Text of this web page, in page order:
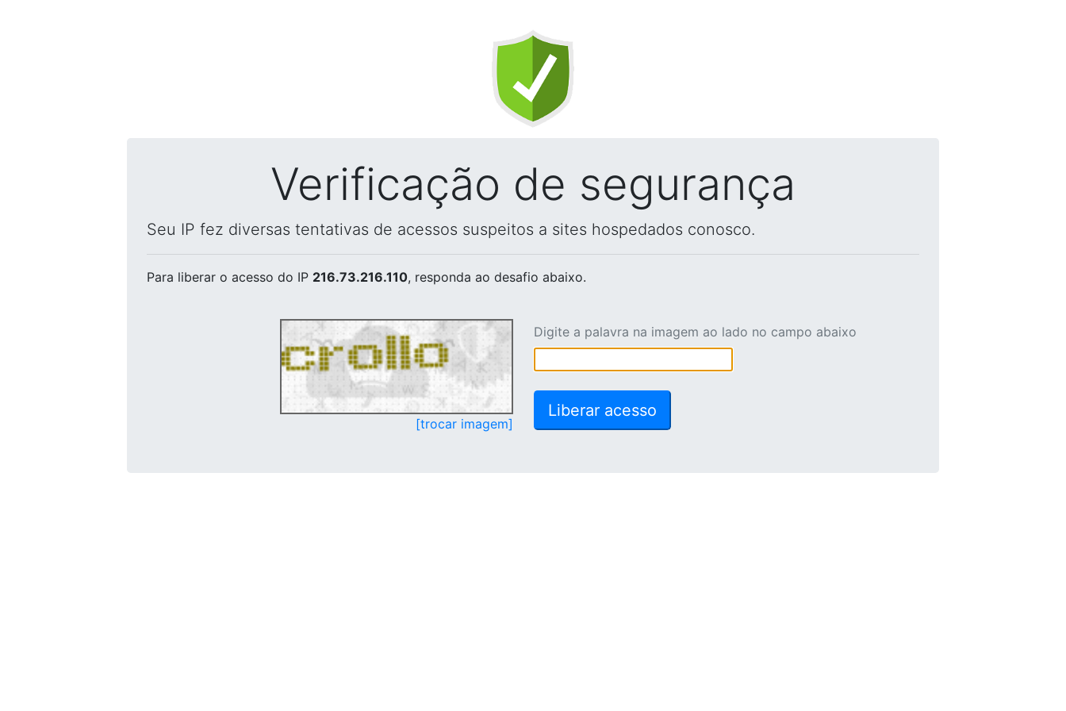
Verificação de segurança
Seu IP fez diversas tentativas de acessos suspeitos a sites hospedados conosco.
Para liberar o acesso do IP 216.73.216.110, responda ao desafio abaixo.
[trocar imagem]
Digite a palavra na imagem ao lado no campo abaixo